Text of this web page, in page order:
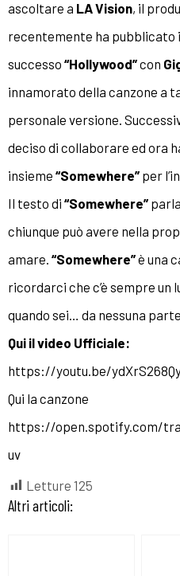
ascoltare a LA Vision, il
recentemente ha pubblicato
successo “Hollywood”con
innamorato della canzone a
personale versione.
deciso di collaborare ed ora
insieme “Somewhere” per
Il testo di “Somewhere”
chiunque può avere nella
amare. “Somewhere”è una
ricordarci che c’è sempre
quando sei… da nessuna
Qui il video Ufficiale:
https://youtu.be/
Qui la canzone
https://open.spotify.com/
uv
Letture 125
Altri articoli: